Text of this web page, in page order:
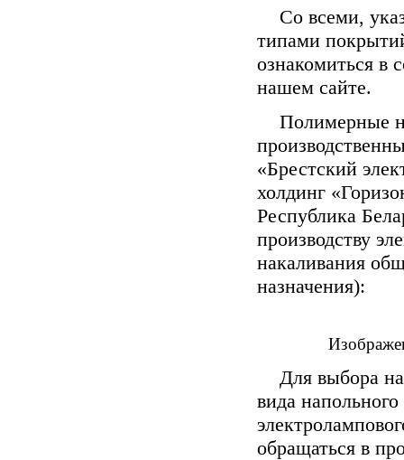
Со всеми,
типами
ознакомиться в
нашем сайте.
Полимерные
«Брестский
холдинг
Республика
производству
накаливания
назначения):
Для выбора
вида
обращаться в